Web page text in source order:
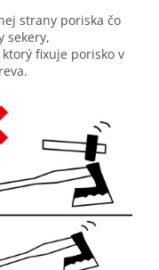
strany poriska čo
sekery,
fixuje porisko v